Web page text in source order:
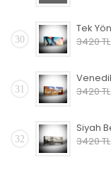
30
3420 TL
31
3420 TL
32
3420 TL